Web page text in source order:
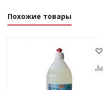
Похожие товары